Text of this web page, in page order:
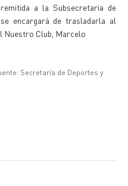
a la Subsecretaria de
encargará de trasladarla al
Nuestro Club, Marcelo
Secretaría de Deportes y